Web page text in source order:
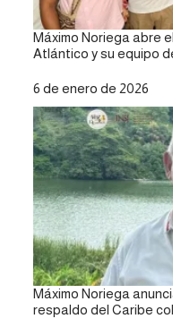
Máximo Noriega abre
Atlántico y su equipo
Fecha
6 de enero de 2026
Máximo Noriega
respaldo del Caribe